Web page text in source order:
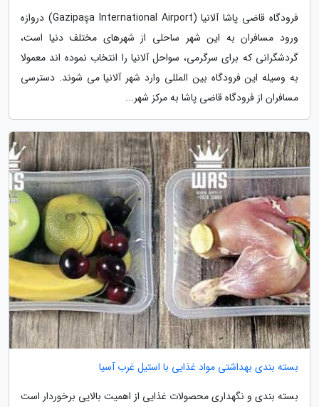
فرودگاه قاضی پاشا آلانیا (Gazipaşa International Airport) دروازه
ورود مسافران به این شهر ساحلی از شهرهای مختلف دنیا است،
گردشگرانی که برای سرگرمی، سواحل آلانیا را انتخاب نموده اند معمولا
به وسیله این فرودگاه بین المللی وارد شهر آلانیا می شوند. دسترسی
مسافران از فرودگاه قاضی پاشا به مرکز شهر...
بسته بندی بهداشتی مواد غذایی با استیل غرب آسیا
بسته بندی و نگهداری محصولات غذایی از اهمیت بالایی برخوردار است